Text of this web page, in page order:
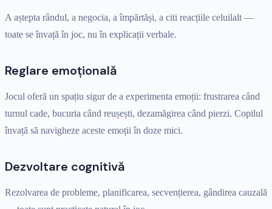
A aștepta rândul, a negocia, a împărtăși, a citi reacțiile celuilalt —
toate se învață în joc, nu în explicații verbale.
Reglare emoțională
Jocul oferă un spațiu sigur de a experimenta emoții: frustrarea când
turnul cade, bucuria când reușești, dezamăgirea când pierzi. Copilul
învață să navigheze aceste emoții în doze mici.
Dezvoltare cognitivă
Rezolvarea de probleme, planificarea, secvențierea, gândirea cauzală